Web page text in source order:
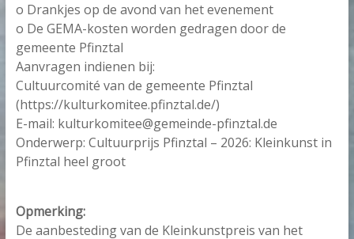
o Drankjes op de avond van het evenement
o De GEMA-kosten worden gedragen door de
gemeente Pfinztal
Aanvragen indienen bij:
Cultuurcomité van de gemeente Pfinztal
(https://kulturkomitee.pfinztal.de/)
E-mail: kulturkomitee@gemeinde-pfinztal.de
Onderwerp: Cultuurprijs Pfinztal – 2026: Kleinkunst in
Pfinztal heel groot
Opmerking:
De aanbesteding van de Kleinkunstpreis van het